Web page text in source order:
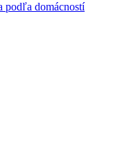
podľa domácností